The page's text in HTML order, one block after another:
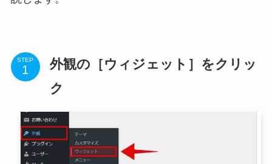
STEP
外観の［ウィジェット］をクリッ
ク